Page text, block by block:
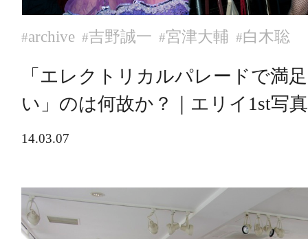
#archive #吉野誠一 #宮津大輔 #白木聡
「エレクトリカルパレードで満
い」のは何故か？｜エリイ1st写
14.03.07